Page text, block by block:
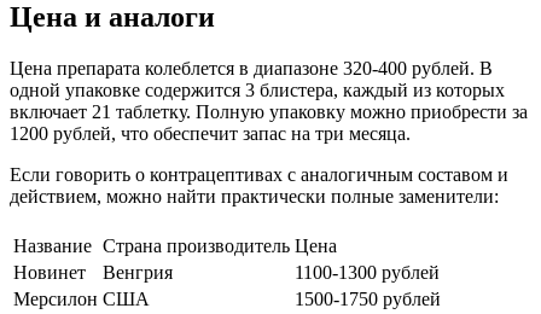
Цена и аналоги
Цена препарата колеблется в диапазоне 320-400 рублей. В
одной упаковке содержится 3 блистера, каждый из которых
включает 21 таблетку. Полную упаковку можно приобрести за
1200 рублей, что обеспечит запас на три месяца.
Если говорить о контрацептивах с аналогичным составом и
действием, можно найти практически полные заменители:
Название Страна производитель Цена
Новинет
Венгрия
1100-1300 рублей
Мерсилон США
1500-1750 рублей